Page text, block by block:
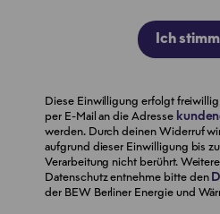
Ich
Diese Einwilligung erfolgt
per E-Mail an die Adresse
werden. Durch deinen Widerruf
aufgrund dieser Einwilligung bis
Verarbeitung nicht berührt.
Datenschutz entnehme bitte den
der BEW Berliner Energie und